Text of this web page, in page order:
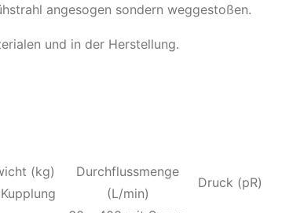
angesogen sondern weggestoßen.
und in der Herstellung.
(kg)
Durchflussmenge
(L/min)
Druck (pR)